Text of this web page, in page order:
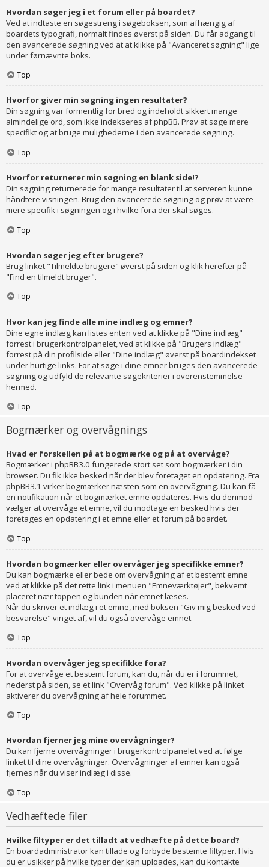
Hvordan søger jeg i et forum eller på boardet?
Ved at indtaste en søgestreng i søgeboksen, som afhængig af
boardets typografi, normalt findes øverst på siden. Du får adgang til
den avancerede søgning ved at at klikke på "Avanceret søgning" lige
under førnævnte boks.
Top
Hvorfor giver min søgning ingen resultater?
Din søgning var formentlig for bred og indeholdt sikkert mange
almindelige ord, som ikke indekseres af phpBB. Prøv at søge mere
specifikt og at bruge mulighederne i den avancerede søgning.
Top
Hvorfor returnerer min søgning en blank side!?
Din søgning returnerede for mange resultater til at serveren kunne
håndtere visningen. Brug den avancerede søgning og prøv at være
mere specifik i søgningen og i hvilke fora der skal søges.
Top
Hvordan søger jeg efter brugere?
Brug linket "Tilmeldte brugere" øverst på siden og klik herefter på
"Find en tilmeldt bruger".
Top
Hvor kan jeg finde alle mine indlæg og emner?
Dine egne indlæg kan listes enten ved at klikke på "Dine indlæg"
forrest i brugerkontrolpanelet, ved at klikke på "Brugers indlæg"
forrest på din profilside eller "Dine indlæg" øverst på boardindekset
under hurtige links. For at søge i dine emner bruges den avancerede
søgning og udfyld de relevante søgekriterier i overenstemmelse
hermed.
Top
Bogmærker og overvågnings
Hvad er forskellen på at bogmærke og på at overvåge?
Bogmærker i phpBB3.0 fungerede stort set som bogmærker i din
browser. Du fik ikke besked når der blev foretaget en opdatering. Fra
phpBB3.1 virker bogmærker næsten som en overvågning. Du kan få
en notifikation når et bogmærket emne opdateres. Hvis du derimod
vælger at overvåge et emne, vil du modtage en besked hvis der
foretages en opdatering i et emne eller et forum på boardet.
Top
Hvordan bogmærker eller overvåger jeg specifikke emner?
Du kan bogmærke eller bede om overvågning af et bestemt emne
ved at klikke på det rette link i menuen "Emneværktøjer", bekvemt
placeret nær toppen og bunden når emnet læses.
Når du skriver et indlæg i et emne, med boksen "Giv mig besked ved
besvarelse" vinget af, vil du også overvåge emnet.
Top
Hvordan overvåger jeg specifikke fora?
For at overvåge et bestemt forum, kan du, når du er i forummet,
nederst på siden, se et link "Overvåg forum". Ved klikke på linket
aktiverer du overvågning af hele forummet.
Top
Hvordan fjerner jeg mine overvågninger?
Du kan fjerne overvågninger i brugerkontrolpanelet ved at følge
linket til dine overvågninger. Overvågninger af emner kan også
fjernes når du viser indlæg i disse.
Top
Vedhæftede filer
Hvilke filtyper er det tilladt at vedhæfte på dette board?
En boardadministrator kan tillade og forbyde bestemte filtyper. Hvis
du er usikker på hvilke typer der kan uploades, kan du kontakte